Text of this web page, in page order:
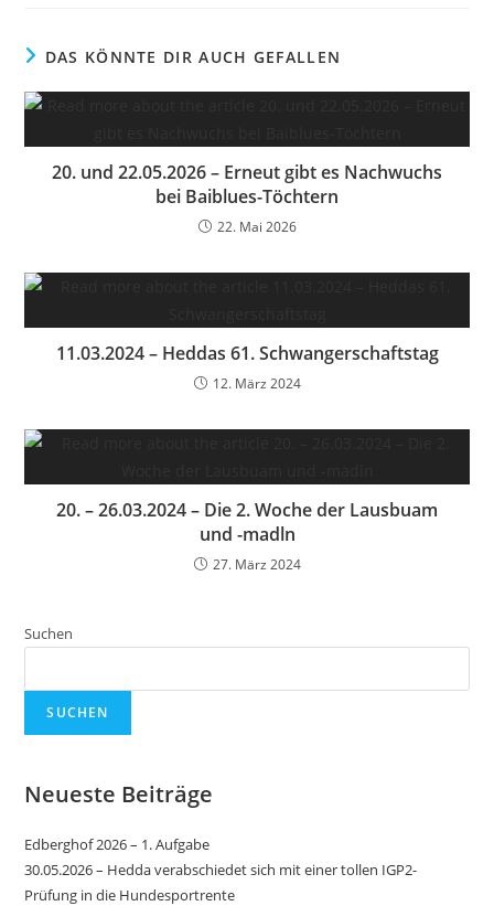
DAS KÖNNTE DIR AUCH GEFALLEN
20. und 22.05.2026 – Erneut gibt es Nachwuchs
bei Baiblues-Töchtern
22. Mai 2026
11.03.2024 – Heddas 61. Schwangerschaftstag
12. März 2024
20. – 26.03.2024 – Die 2. Woche der Lausbuam
und -madln
27. März 2024
Suchen
SUCHEN
Neueste Beiträge
Edberghof 2026 – 1. Aufgabe
30.05.2026 – Hedda verabschiedet sich mit einer tollen IGP2-
Prüfung in die Hundesportrente